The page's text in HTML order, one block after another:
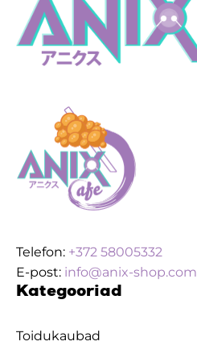
Telefon: +372 58005332
E-post: info@anix-shop.com
Kategooriad
Toidukaubad